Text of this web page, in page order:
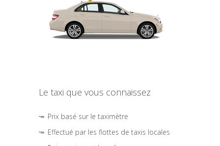
Le taxi que vous connaissez
Prix basé sur le taximètre
Effectué par les flottes de taxis locales